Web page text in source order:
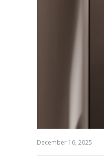
December 16, 2025